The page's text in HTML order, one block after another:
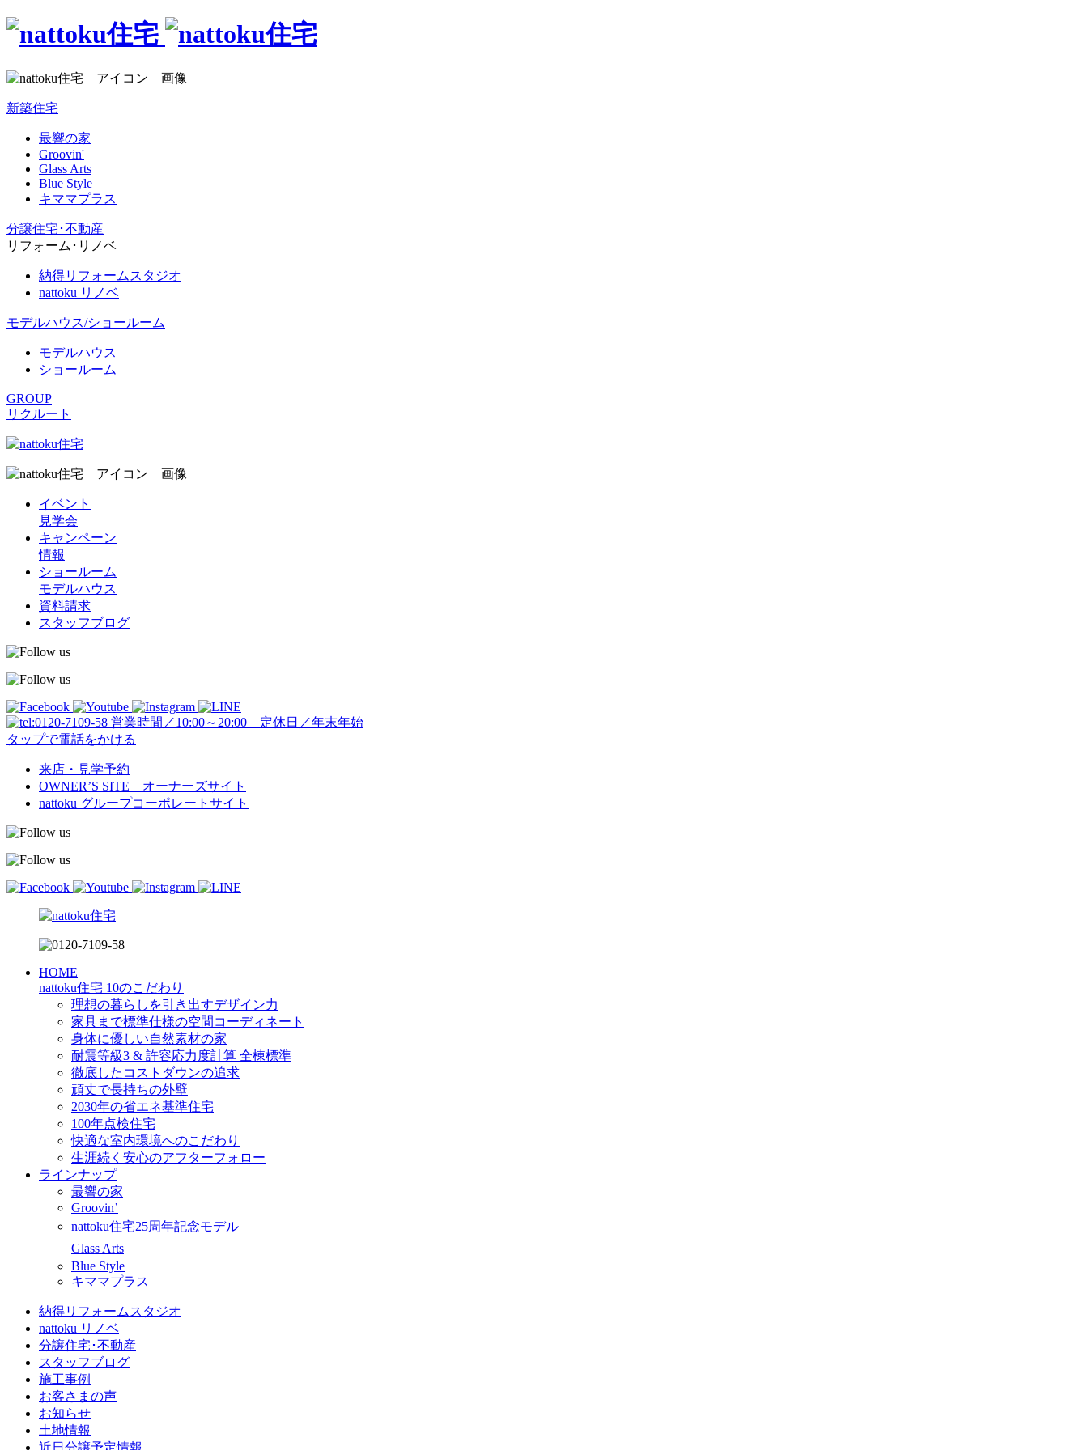
新築住宅
最響の家
Groovin'
Glass Arts
Blue Style
キママプラス
分譲住宅･不動産
リフォーム･リノベ
納得リフォームスタジオ
nattoku リノベ
モデルハウス/ショールーム
モデルハウス
ショールーム
GROUP
リクルート
イベント
見学会
キャンペーン
情報
ショールーム
モデルハウス
資料請求
スタッフブログ
営業時間／10:00～20:00 定休日／年末年始
タップで電話をかける
来店・見学予約
OWNER’S SITE オーナーズサイト
nattoku グループコーポレートサイト
HOME
nattoku住宅 10のこだわり
理想の暮らしを引き出すデザイン力
家具まで標準仕様の空間コーディネート
身体に優しい自然素材の家
耐震等級3 & 許容応力度計算 全棟標準
徹底したコストダウンの追求
頑丈で長持ちの外壁
2030年の省エネ基準住宅
100年点検住宅
快適な室内環境へのこだわり
生涯続く安心のアフターフォロー
ラインナップ
最響の家
Groovin’
nattoku住宅25周年記念モデル
Glass Arts
Blue Style
キママプラス
納得リフォームスタジオ
nattoku リノベ
分譲住宅･不動産
スタッフブログ
施工事例
お客さまの声
お知らせ
土地情報
近日分譲予定情報